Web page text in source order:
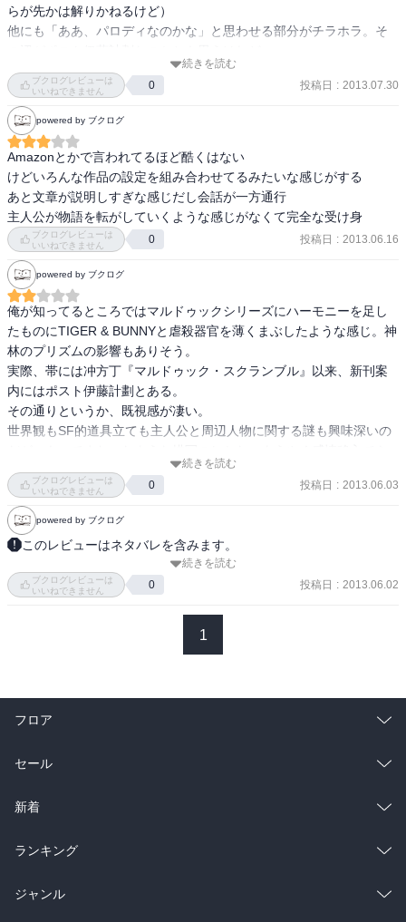
か。
らが先かは解りかねるけど）
他にも「ああ、パロディなのかな」と思わせる部分がチラホラ。そ
続きを読む
ブクログレビューは
いいねできません
0 投稿日 : 2013.07.30
powered by ブクログ
Amazonとかで言われてるほど酷くはない
けどいろんな作品の設定を組み合わせてるみたいな感じがする
あと文章が説明しすぎな感じだし会話が一方通行
主人公が物語を転がしていくような感じがなくて完全な受け身
ブクログレビューは
いいねできません
0 投稿日 : 2013.06.16
powered by ブクログ
俺が知ってるところではマルドゥックシリーズにハーモニーを足し
たものにTIGER & BUNNYと虐殺器官を薄くまぶしたような感じ。神
林のプリズムの影響もありそう。
実際、帯には冲方丁『マルドゥック・スクランブル』以来、新刊案
内にはポスト伊藤計劃とある。
その通りというか、既視感が凄い。
世界観もSF的道具立ても主人公と周辺人物に関する謎も興味深いの
そうになったところで繰り返される視点変更、と小説として読みに
くい点が多々あり、正直げんなりした。
しかし、これがデビュー作で、作者がまだ24歳なことから、先に期
待したくはある。
…俺何様ｗ
幕引きは先の気になるものだったので、少なくとも2巻までは読むつ
続きを読む
ブクログレビューは
いいねできません
0 投稿日 : 2013.06.03
powered by ブクログ
このレビューはネタバレを含みます。
面白すぎ、ワロタ。みたいな。
割りと設定がツボ。デザインされつくしたAR、管理都市、"ヒーロ
と対となるダークスーツとのShow time。
続きを読む
ブクログレビューは
いいねできません
0 投稿日 : 2013.06.02
1
フロア
総合
ラノベ
雑誌・グラビア
BL・TL
セール
総合
ラノベ
雑誌・グラビア
新着
総合
ラノベ
ランキング
総合
ジャンル